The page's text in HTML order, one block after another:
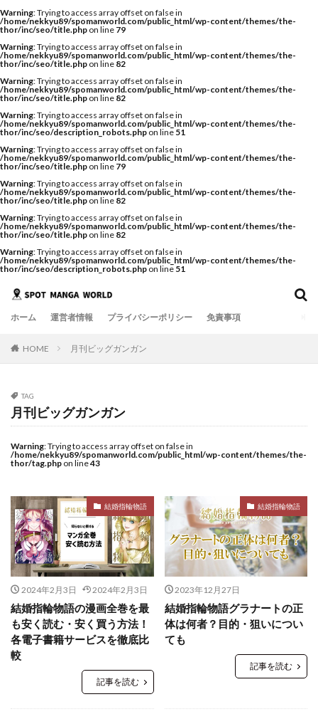
Warning: Trying to access array offset on false in
/home/nekkyu89/spomanworld.com/public_html/wp-content/themes/the-
thor/inc/seo/title.php on line 79
Warning: Trying to access array offset on false in
/home/nekkyu89/spomanworld.com/public_html/wp-content/themes/the-
thor/inc/seo/title.php on line 82
Warning: Trying to access array offset on false in
/home/nekkyu89/spomanworld.com/public_html/wp-content/themes/the-
thor/inc/seo/title.php on line 82
Warning: Trying to access array offset on false in
/home/nekkyu89/spomanworld.com/public_html/wp-content/themes/the-
thor/inc/seo/description_robots.php on line 51
Warning: Trying to access array offset on false in
/home/nekkyu89/spomanworld.com/public_html/wp-content/themes/the-
thor/inc/seo/title.php on line 79
Warning: Trying to access array offset on false in
/home/nekkyu89/spomanworld.com/public_html/wp-content/themes/the-
thor/inc/seo/title.php on line 82
Warning: Trying to access array offset on false in
/home/nekkyu89/spomanworld.com/public_html/wp-content/themes/the-
thor/inc/seo/title.php on line 82
Warning: Trying to access array offset on false in
/home/nekkyu89/spomanworld.com/public_html/wp-content/themes/the-
thor/inc/seo/description_robots.php on line 51
ホーム 運営者情報 プライバシーポリシー 免責事項
HOME 月刊ビッグガンガン
TAG
月刊ビッグガンガン
Warning: Trying to access array offset on false in
/home/nekkyu89/spomanworld.com/public_html/wp-content/themes/the-
thor/tag.php on line43
結婚指輪物語
2024年2月3日 2024年2月3日
結婚指輪物語の漫画全巻を最
も安く読む・安く買う方法！
各電子書籍サービスを徹底比
較
記事を読む
結婚指輪物語
2023年12月27日
結婚指輪物語グラナートの正
体は何者？目的・狙いについ
ても
記事を読む